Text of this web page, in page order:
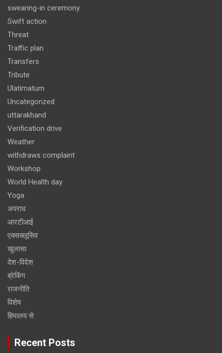
swearing-in ceremony
Swift action
Threat
Traffic plan
Transfers
Tribute
Ulatimatum
Uncategorized
uttarakhand
Verification drive
Weather
withdraws complaint
Workshop
World Health day
Yoga
अपराध
आरटीआई
एक्सक्लूसिव
खुलासा
देश-विदेश
ब्रेकिंग
राजनीति
विशेष
हिमालय से
Recent Posts